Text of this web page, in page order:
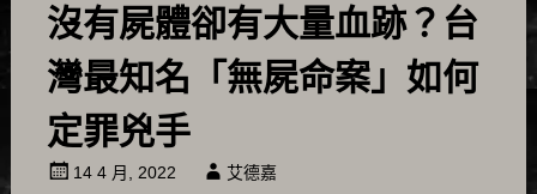
沒有屍體卻有大量血跡？台
灣最知名「無屍命案」如何
定罪兇手
14 4 月, 2022 艾德嘉